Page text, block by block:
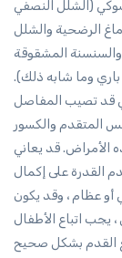
(الشلل النصفي
الرضحية والشلل
المشقوقة
باري وما شابه ذلك).
قد تصيب المفاصل
المتقدم والكسور
الأمراض. قد يعاني
القدرة على إكمال
عظام ، وقد يكون
يجب اتباع الأطفال